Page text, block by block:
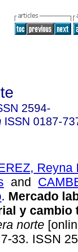
2594-
ISSN 0187-
Reyna
and
. Mercado
y cambio
norte
33. ISSN